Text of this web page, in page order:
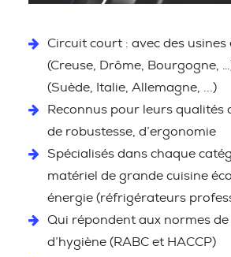
Circuit court : avec des usines
(Creuse, Drôme, Bourgogne,
(Suède, Italie, Allemagne, ...)
Reconnus pour leurs qualités
de robustesse, d’ergonomie
Spécialisés dans chaque
matériel de grande cuisine
énergie (réfrigérateurs
Qui répondent aux normes de
d’hygiène (RABC et HACCP)